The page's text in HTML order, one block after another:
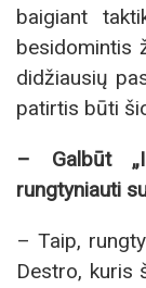
baigiant
besidomintis
didžiausių
patirtis būti
– Galbūt
rungtyniauti
– Taip,
Destro, kuris